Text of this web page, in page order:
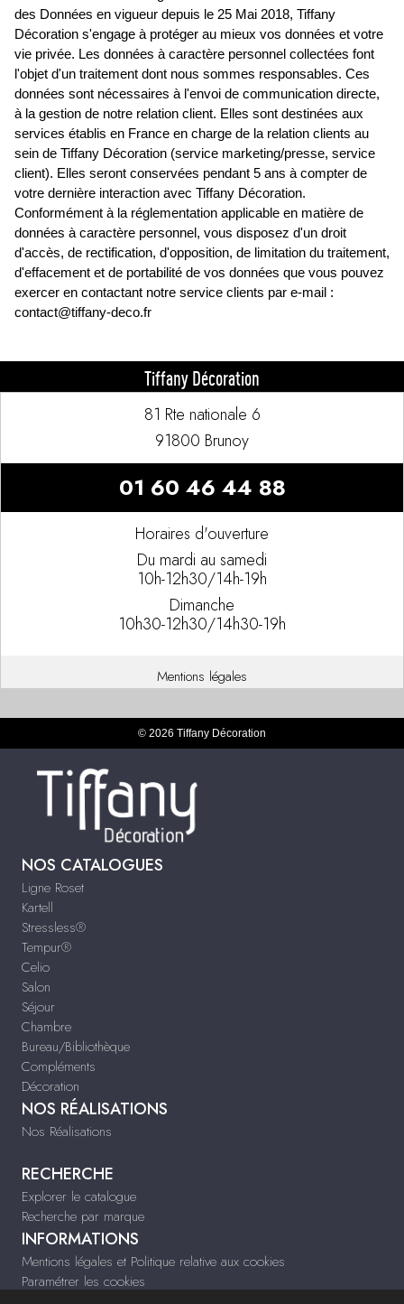
des Données en vigueur depuis le 25 Mai 2018, Tiffany
Décoration s'engage à protéger au mieux vos données et votre
vie privée. Les données à caractère personnel collectées font
l'objet d'un traitement dont nous sommes responsables. Ces
données sont nécessaires à l'envoi de communication directe,
à la gestion de notre relation client. Elles sont destinées aux
services établis en France en charge de la relation clients au
sein de Tiffany Décoration (service marketing/presse, service
client). Elles seront conservées pendant 5 ans à compter de
votre dernière interaction avec Tiffany Décoration.
Conformément à la réglementation applicable en matière de
données à caractère personnel, vous disposez d'un droit
d'accès, de rectification, d'opposition, de limitation du traitement,
d'effacement et de portabilité de vos données que vous pouvez
exercer en contactant notre service clients par e-mail :
contact@tiffany-deco.fr
Tiffany Décoration
81 Rte nationale 6
91800 Brunoy
01 60 46 44 88
Horaires d'ouverture
Du mardi au samedi
10h-12h30/14h-19h
Dimanche
10h30-12h30/14h30-19h
Mentions légales
© 2026 Tiffany Décoration
NOS CATALOGUES
Ligne Roset
Kartell
Stressless®
Tempur®
Celio
Salon
Séjour
Chambre
Bureau/Bibliothèque
Compléments
Décoration
NOS RÉALISATIONS
Nos Réalisations
RECHERCHE
Explorer le catalogue
Recherche par marque
INFORMATIONS
Mentions légales et Politique relative aux cookies
Paramétrer les cookies